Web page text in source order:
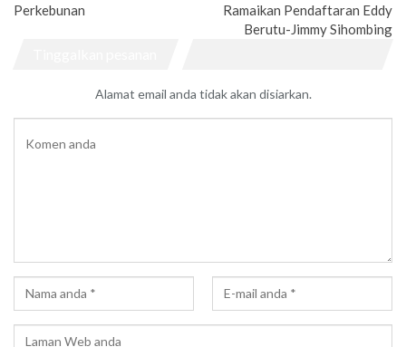
Perkebunan
Ramaikan Pendaftaran Eddy
Berutu-Jimmy Sihombing
Alamat email anda tidak akan disiarkan.